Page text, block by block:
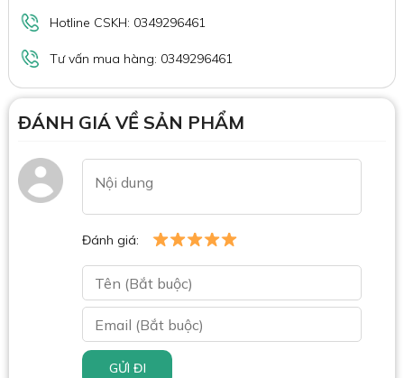
Hotline CSKH: 0349296461
Tư vấn mua hàng: 0349296461
ĐÁNH GIÁ VỀ SẢN PHẨM
Đánh giá:
GỬI ĐI